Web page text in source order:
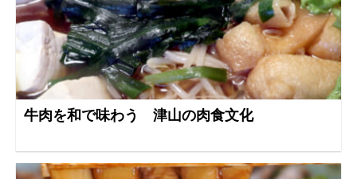
牛肉を和で味わう 津山の肉食文化